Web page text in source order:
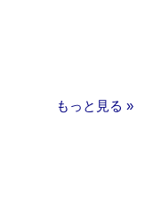
もっと見る »